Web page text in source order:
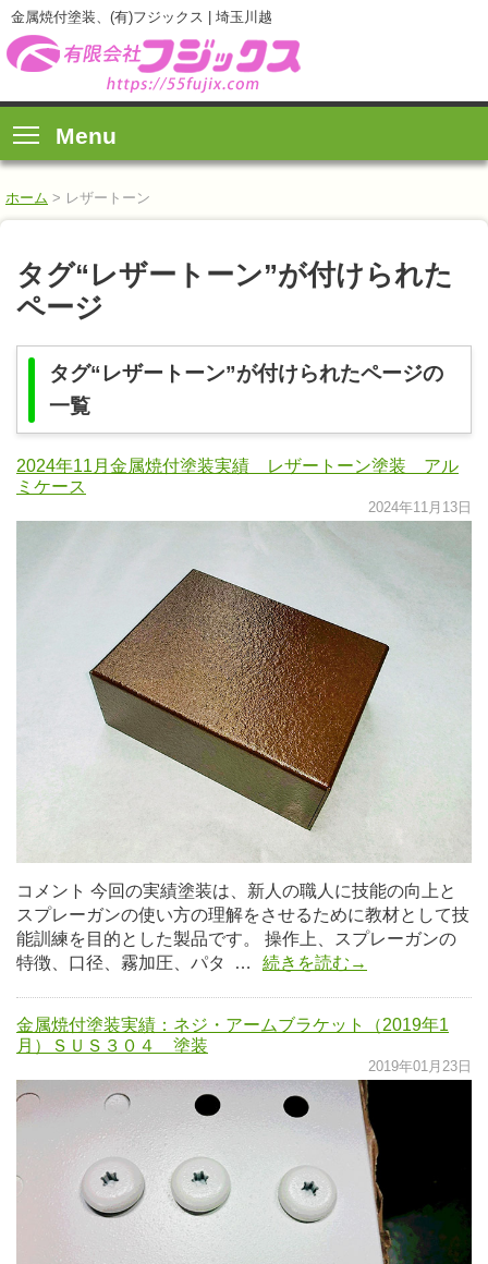
金属焼付塗装、(有)フジックス | 埼玉川越
Menu
ホーム > レザートーン
タグ“レザートーン”が付けられた
ページ
タグ“レザートーン”が付けられたページの
一覧
2024年11月金属焼付塗装実績 レザートーン塗装 アル
ミケース
2024年11月13日
コメント 今回の実績塗装は、新人の職人に技能の向上と
スプレーガンの使い方の理解をさせるために教材として技
能訓練を目的とした製品です。 操作上、スプレーガンの
特徴、口径、霧加圧、パタ …
続きを読む→
金属焼付塗装実績：ネジ・アームブラケット（2019年1
月）ＳＵＳ３０４ 塗装
2019年01月23日